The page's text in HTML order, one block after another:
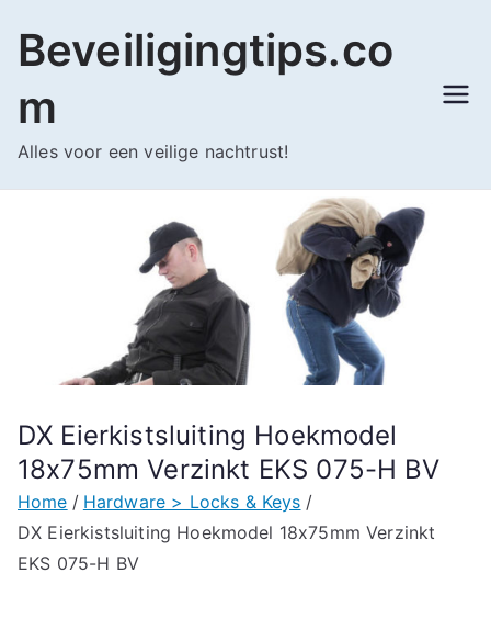
naar
inhoud
Beveiligingtips.co
m
Alles voor een veilige nachtrust!
DX Eierkistsluiting Hoekmodel
18x75mm Verzinkt EKS 075-H BV
Home
Hardware > Locks & Keys
DX Eierkistsluiting Hoekmodel 18x75mm Verzinkt
EKS 075-H BV